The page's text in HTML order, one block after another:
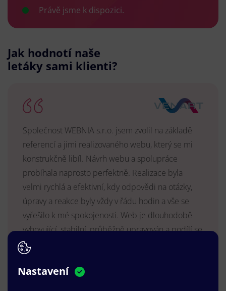
Právě jsme k dispozici.
Jak hodnotí naše
letáky sami klienti?
Společnost WEBNIA s.r.o. jsem zvolil na základě
referencí a jimi realizovaného webu, který se mi
konstrukčně libíl. Návrh webu a spolupráce
probíhala naprosto perfektně. Realizace byla
velmi rychlá a efektivní, kdy odpovědi na otázky,
úpravy a reakce byly vždy v řádu hodin a vše se
vyřešilo k mé spokojenosti. Web je dlouhodobě
vyhovující, stabilní, průběžně upravován a podílí se
na pozitivním vnímání naší značky.
MUDr. Radek Vyšohlíd
VENART s.r.o.
Nastavení